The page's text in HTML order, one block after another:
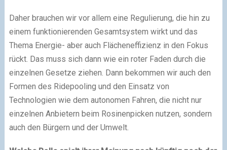
Daher brauchen wir vor allem eine Regulierung, die hin zu
einem funktionierenden Gesamtsystem wirkt und das
Thema Energie- aber auch Flächeneffizienz in den Fokus
rückt. Das muss sich dann wie ein roter Faden durch die
einzelnen Gesetze ziehen. Dann bekommen wir auch den
Formen des Ridepooling und den Einsatz von
Technologien wie dem autonomen Fahren, die nicht nur
einzelnen Anbietern beim Rosinenpicken nutzen, sondern
auch den Bürgern und der Umwelt.